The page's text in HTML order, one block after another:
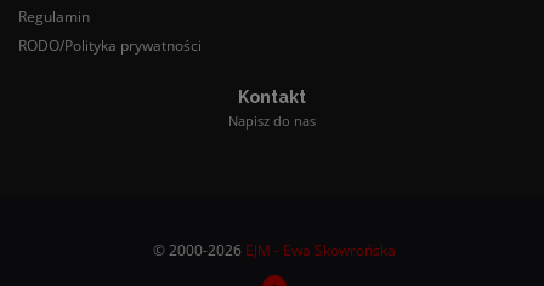
Regulamin
RODO/Polityka prywatności
Kontakt
Napisz do nas
© 2000-2026 EJM - Ewa Skowrońska